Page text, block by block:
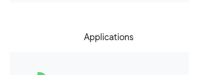
Applications